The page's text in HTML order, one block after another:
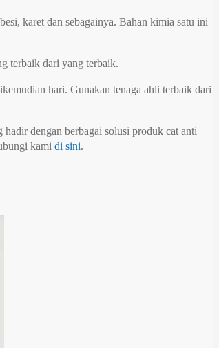
karet dan sebagainya. Bahan kimia satu ini
terbaik dari yang terbaik.
hari. Gunakan tenaga ahli terbaik dari
dengan berbagai solusi produk cat anti
kami di sini.